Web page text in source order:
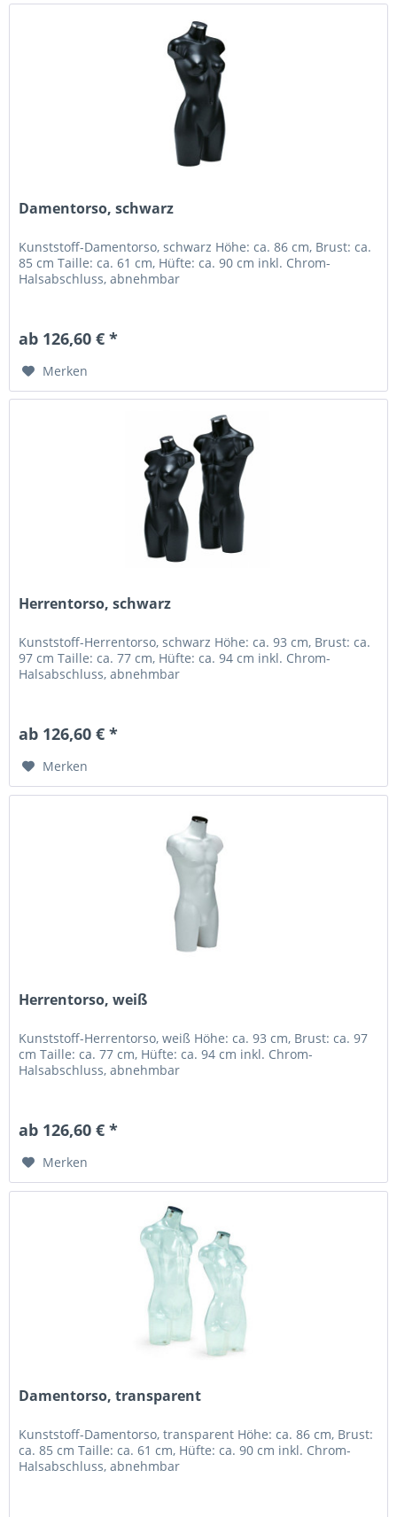
Damentorso, schwarz
Kunststoff-Damentorso, schwarz Höhe: ca. 86 cm, Brust: ca.
85 cm Taille: ca. 61 cm, Hüfte: ca. 90 cm inkl. Chrom-
Halsabschluss, abnehmbar
ab 126,60 € *
Merken
Herrentorso, schwarz
Kunststoff-Herrentorso, schwarz Höhe: ca. 93 cm, Brust: ca.
97 cm Taille: ca. 77 cm, Hüfte: ca. 94 cm inkl. Chrom-
Halsabschluss, abnehmbar
ab 126,60 € *
Merken
Herrentorso, weiß
Kunststoff-Herrentorso, weiß Höhe: ca. 93 cm, Brust: ca. 97
cm Taille: ca. 77 cm, Hüfte: ca. 94 cm inkl. Chrom-
Halsabschluss, abnehmbar
ab 126,60 € *
Merken
Damentorso, transparent
Kunststoff-Damentorso, transparent Höhe: ca. 86 cm, Brust:
ca. 85 cm Taille: ca. 61 cm, Hüfte: ca. 90 cm inkl. Chrom-
Halsabschluss, abnehmbar